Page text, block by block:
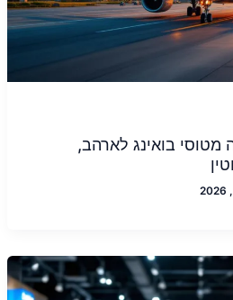
מטוסי בואינג לארהב,